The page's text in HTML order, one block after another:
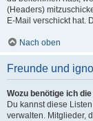
(Headers)
E-Mail verschickt hat.
Nach oben
Freunde und
Wozu benötige ich
Du kannst diese
verwalten. Mitglieder,